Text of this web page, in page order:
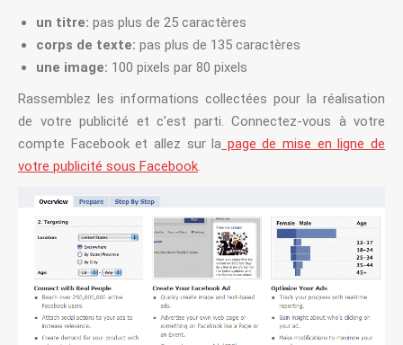
un titre: pas plus de 25 caractères
corps de texte: pas plus de 135 caractères
une image: 100 pixels par 80 pixels
Rassemblez les informations collectées pour la réalisation
de votre publicité et c’est parti. Connectez-vous à votre
compte Facebook et allez sur la page de mise en ligne de
votre publicité sous Facebook.